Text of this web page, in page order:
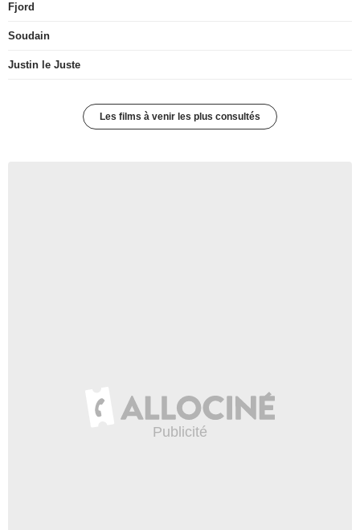
Fjord
Soudain
Justin le Juste
Les films à venir les plus consultés